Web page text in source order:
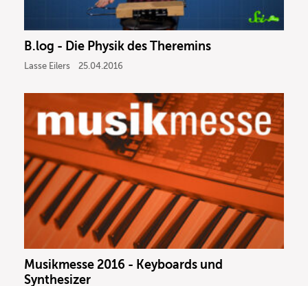
B.log - Die Physik des Theremins
Lasse Eilers 25.04.2016
Musikmesse 2016 - Keyboards und
Synthesizer